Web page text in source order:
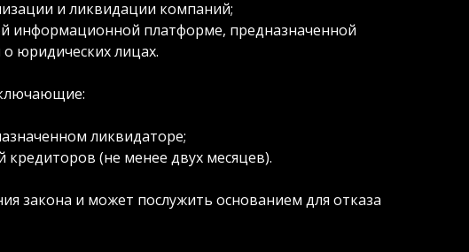
и ликвидации компаний;
информационной платформе, предназначенной
юридических лицах.
ликвидаторе;
(не менее двух месяцев).
закона и может послужить основанием для отказа